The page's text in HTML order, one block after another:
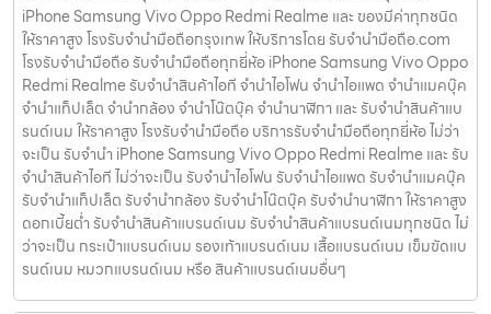
iPhone Samsung Vivo Oppo Redmi Realme และ ของมีค่าทุกชนิด
ให้ราคาสูง โรงรับจำนำมือถือกรุงเทพ ให้บริการโดย รับจํานํามือถือ.com
โรงรับจำนำมือถือ รับจำนำมือถือทุกยี่ห้อ iPhone Samsung Vivo Oppo
Redmi Realme รับจำนำสินค้าไอที จำนำไอโฟน จำนำไอแพด จำนำแมคบุ๊ค
จำนำแท็ปเล็ต จำนำกล้อง จำนำโน๊ตบุ๊ค จำนำนาฬิกา และ รับจำนำสินค้าแบ
รนด์เนม ให้ราคาสูง โรงรับจำนำมือถือ บริการรับจำนำมือถือทุกยี่ห้อ ไม่ว่า
จะเป็น รับจำนำ iPhone Samsung Vivo Oppo Redmi Realme และ รับ
จำนำสินค้าไอที ไม่ว่าจะเป็น รับจำนำไอโฟน รับจำนำไอแพด รับจำนำแมคบุ๊ค
รับจำนำแท็ปเล็ต รับจำนำกล้อง รับจำนำโน๊ตบุ๊ค รับจำนำนาฬิกา ให้ราคาสูง
ดอกเบี้ยต่ำ รับจำนำสินค้าแบรนด์เนม รับจำนำสินค้าแบรนด์เนมทุกชนิด ไม่
ว่าจะเป็น กระเป๋าแบรนด์เนม รองเท้าแบรนด์เนม เสื้อแบรนด์เนม เข็มขัดแบ
รนด์เนม หมวกแบรนด์เนม หรือ สินค้าแบรนด์เนมอื่นๆ